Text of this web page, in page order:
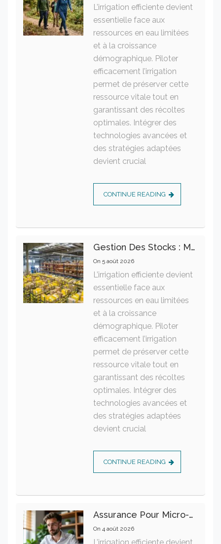
L’irrigation efficiente devient
essentielle face aux
ressources en eau limitées
et à la croissance
démographique. Piloter
efficacement l’irrigation
permet de préserver cette
ressource vitale tout en
garantissant des récoltes
optimales. Intégrer des
technologies avancées et
des stratégies adaptées
devient crucial
CONTINUE READING
Gestion Des Stocks : Meilleures Pratiques Intralogistiques
On 5 août 2026
L’irrigation efficiente devient
essentielle face aux
ressources en eau limitées
et à la croissance
démographique. Piloter
efficacement l’irrigation
permet de préserver cette
ressource vitale tout en
garantissant des récoltes
optimales. Intégrer des
technologies avancées et
des stratégies adaptées
devient crucial
CONTINUE READING
Assurance Pour Micro-Entrepreneur : Les Garanties Essentielles À Connaître
On 4 août 2026